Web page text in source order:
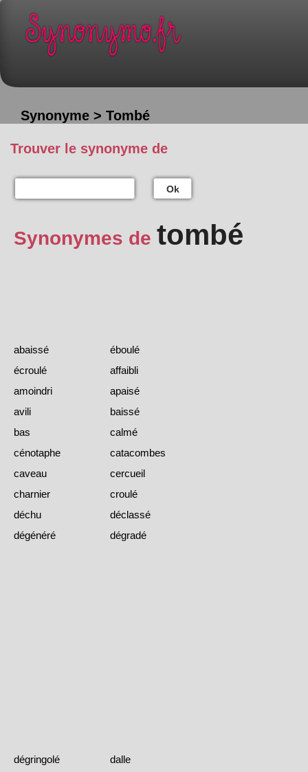
Synonyme > Tombé
Trouver le synonyme de
Ok
Synonymes de tombé
abaissé
éboulé
écroulé
affaibli
amoindri
apaisé
avili
baissé
bas
calmé
cénotaphe
catacombes
caveau
cercueil
charnier
croulé
déchu
déclassé
dégénéré
dégradé
dégringolé
dalle